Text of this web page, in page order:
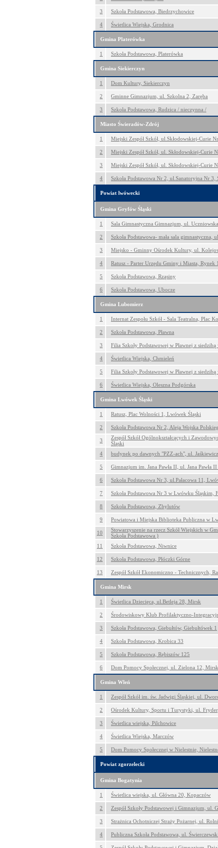
3 Szkoła Podstawowa, Biedrzychowice
4 Świetlica Wiejska, Grodnica
Gmina Platerówka
1 Szkoła Podstawowa, Platerówka
Gmina Siekierczyn
1 Dom Kultury, Siekierczyn
2 Gminne Gimnazjum, ul. Szkolna 2, Zaręba
3 Szkoła Podstawowa, Rudzica / nieczynna /
Miasto Świeradów-Zdrój
1 Miejski Zespół Szkół, ul.Skłodowskiej-Curie
2 Miejski Zespół Szkół, ul. Skłodowskiej-Curie
3 Miejski Zespół Szkół, ul. Skłodowskiej-Curie
4 Szkoła Podstawowa Nr 2, ul.Sanatoryjna Nr
Powiat lwówecki
Gmina Gryfów Śląski
1 Sala Gimnastyczna Gimnazjum, ul.
2 Szkoła Podstawowa- mała sala
3 Miejsko - Gminny Ośrodek Kultury, ul.
4 Ratusz - Parter Urzędu Gminy i Miasta, Rynek
5 Szkoła Podstawowa, Rząsiny
6 Szkoła Podstawowa, Ubocze
Gmina Lubomierz
1 Internat Zespołu Szkół - Sala Teatralna, Plac
2 Szkoła Podstawowa, Pławna
3 Filia Szkoły Podstawowej w Pławnej z
4 Świetlica Wiejska, Chmieleń
5 Filia Szkoły Podstawowej w Pławnej z
6 Świetlica Wiejska, Oleszna Podgórska
Gmina Lwówek Śląski
1 Ratusz, Plac Wolności 1, Lwówek Śląski
2 Szkoła Podstawowa Nr 2, Aleja Wojska
3
Zespół Szkół Ogólnokształcących i
Śląski
4
budynek po dawnych "PZZ-ach", ul.
5 Gimnazjum im. Jana Pawła II, ul. Jana Pawła
6 Szkoła Podstawowa Nr 3, ul.Pałacowa 11,
7 Szkoła Podstawowa Nr 3 w Lwówku Śląskim,
8 Szkoła Podstawowa, Zbylutów
9 Powiatowa i Miejska Biblioteka Publiczna w
10
Stowarzyszenie na rzecz Szkół Wiejskich w
Szkoła Podstawowa )
11
Szkoła Podstawowa, Niwnice
12 Szkoła Podstawowa, Płóczki Górne
13 Zespół Szkół Ekonomiczno - Technicznych,
Gmina Mirsk
1 Świetlica Dziecięca, ul.Betleja 28, Mirsk
2 Środowiskowy Klub Profilaktyczno-
3 Szkoła Podstawowa, Giebułtów, Giebułtówek 1
4 Szkoła Podstawowa, Krobica 33
5 Szkoła Podstawowa, Rębiszów 125
6 Dom Pomocy Społecznej, ul. Zielona 12, Mirsk
Gmina Wleń
1 Zespół Szkół im. św. Jadwigi Śląskiej, ul.
2 Ośrodek Kultury, Sportu i Turystyki, ul.
3 Świetlica wiejska, Pilchowice
4 Świetlica Wiejska, Marczów
5 Dom Pomocy Społecznej w Nielestnie,
Powiat zgorzelecki
Gmina Bogatynia
1 Świetlica wiejska, ul. Główna 20, Kopaczów
2 Zespół Szkoły Podstawowej i Gimnazjum, ul.
3 Strażnica Ochotniczej Straży Pożarnej, ul.
4 Publiczna Szkoła Podstawowa, ul.